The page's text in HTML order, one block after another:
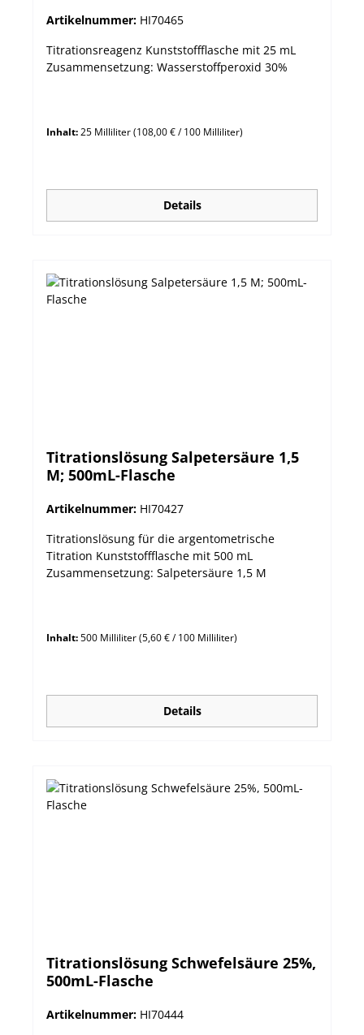
Artikelnummer: HI70465
Titrationsreagenz Kunststoffflasche mit 25 mL
Zusammensetzung: Wasserstoffperoxid 30%
Inhalt:25 Milliliter(108,00 € / 100 Milliliter)
Details
Titrationslösung Salpetersäure 1,5
M; 500mL-Flasche
Artikelnummer: HI70427
Titrationslösung für die argentometrische
Titration Kunststoffflasche mit 500 mL
Zusammensetzung: Salpetersäure 1,5 M
Inhalt:500 Milliliter(5,60 € / 100 Milliliter)
Details
Titrationslösung Schwefelsäure 25%,
500mL-Flasche
Artikelnummer: HI70444